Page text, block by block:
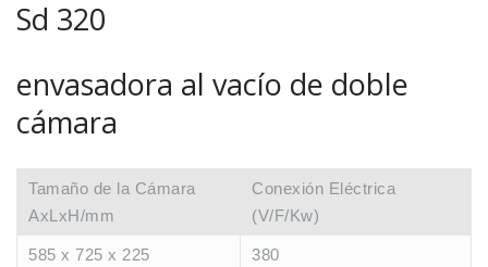
Sd 320
envasadora al vacío de doble
cámara
Tamaño de la Cámara
AxLxH/mm
Conexión Eléctrica
(V/F/Kw)
585 x 725 x 225 380